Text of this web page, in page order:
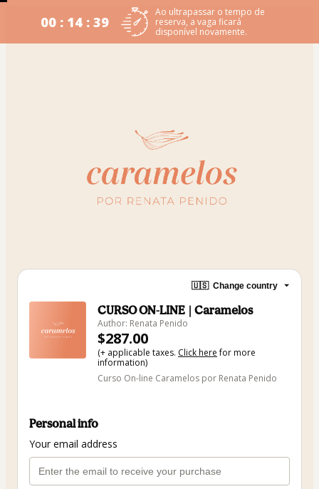
00 : 14 : 39
Ao ultrapassar o tempo de
reserva, a vaga ficará
disponível novamente.
🇺🇸 Change country
CURSO ON-LINE | Caramelos
Author: Renata Penido
$287.00
(+ applicable taxes. Click herefor more
information)
Curso On-line Caramelos por Renata Penido
Personal info
Your email address